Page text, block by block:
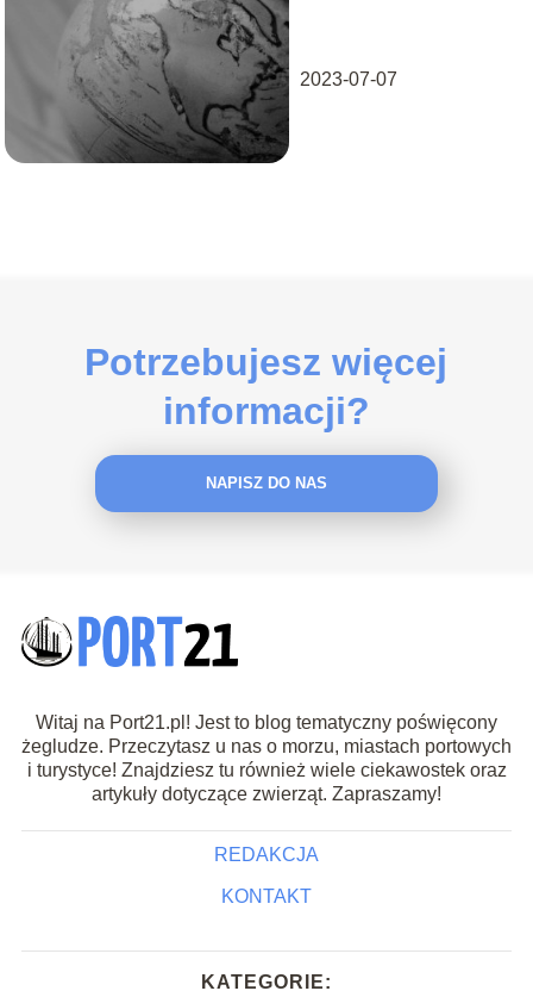
2023-07-07
Potrzebujesz więcej
informacji?
NAPISZ DO NAS
Witaj na Port21.pl! Jest to blog tematyczny poświęcony
żegludze. Przeczytasz u nas o morzu, miastach portowych
i turystyce! Znajdziesz tu również wiele ciekawostek oraz
artykuły dotyczące zwierząt. Zapraszamy!
REDAKCJA
KONTAKT
KATEGORIE: